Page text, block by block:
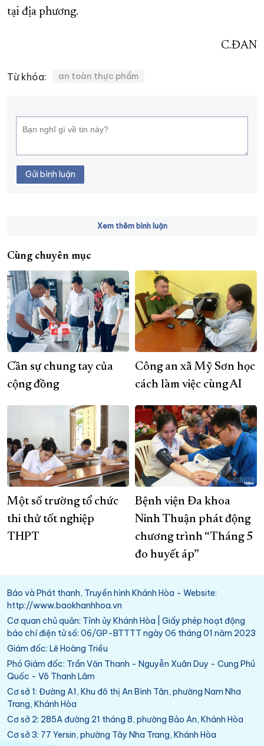
tại địa phương.
C.ĐAN
Từ khóa: an toàn thực phẩm
Gửi bình luận
Xem thêm bình luận
Cùng chuyên mục
Cần sự chung tay của
cộng đồng
Công an xã Mỹ Sơn học
cách làm việc cùng AI
Một số trường tổ chức
thi thử tốt nghiệp
THPT
Bệnh viện Đa khoa
Ninh Thuận phát động
chương trình “Tháng 5
đo huyết áp”
Báo và Phát thanh, Truyền hình Khánh Hòa - Website:
http://www.baokhanhhoa.vn
Cơ quan chủ quản: Tỉnh ủy Khánh Hòa | Giấy phép hoạt động
báo chí điện tử số: 06/GP-BTTTT ngày 06 tháng 01 năm 2023
Giám đốc: Lê Hoàng Triều
Phó Giám đốc: Trần Văn Thanh - Nguyễn Xuân Duy - Cung Phú
Quốc - Võ Thanh Lâm
Cơ sở 1: Đường A1, Khu đô thị An Bình Tân, phường Nam Nha
Trang, Khánh Hòa
Cơ sở 2: 285A đường 21 tháng 8, phường Bảo An, Khánh Hòa
Cơ sở 3: 77 Yersin, phường Tây Nha Trang, Khánh Hòa